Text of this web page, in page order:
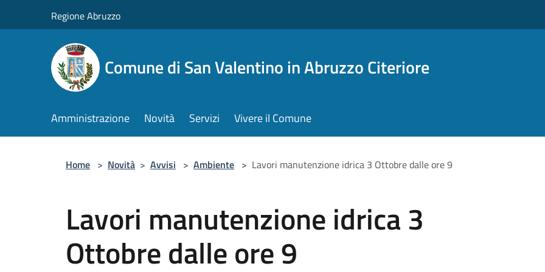
Regione Abruzzo
Comune di San Valentino in Abruzzo Citeriore
Amministrazione Novità Servizi Vivere il Comune
Home > Novità > Avvisi > Ambiente > Lavori manutenzione idrica 3 Ottobre dalle ore 9
Lavori manutenzione idrica 3
Ottobre dalle ore 9